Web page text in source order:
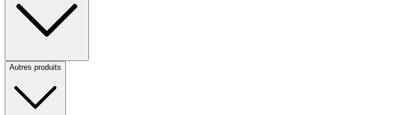
Autres produits